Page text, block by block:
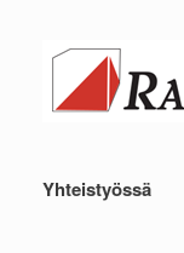
Yhteistyössä